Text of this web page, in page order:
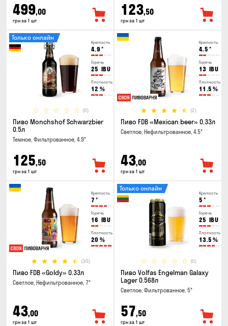
499,00
грн за 1 шт
123,50
грн за 1 шт
Крепость
4.9 °
Горечь
25 IBU
Плотность
12 %
(0)
Только онлайн
Пиво Monchshof Schwarzbier
0.5л
Темное, Фильтрованное, 4.9°
125,50
грн за 1 шт
Крепость
4.5 °
Горечь
13 IBU
Плотность
11.5 %
(2)
Пиво FDB «Mexican beer» 0.33л
Светлое, Нефильтрованное, 4.5°
43,00
грн за 1 шт
Крепость
7 °
Горечь
16 IBU
Плотность
20 %
(30)
Пиво FDB «Goldy» 0.33л
Светлое, Нефильтрованное, 7°
43,00
грн за 1 шт
Крепость
5 °
Горечь
25 IBU
Плотность
13.5 %
(0)
Только онлайн
Пиво Volfas Engelman Galaxy
Lager 0.568л
Светлое, Фильтрованное, 5°
57,50
грн за 1 шт